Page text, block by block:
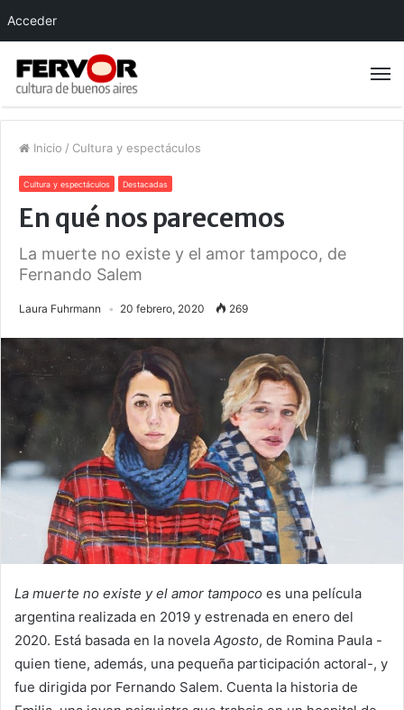
Inicio / Cultura y espectáculos
Cultura y espectáculos Destacadas
En qué nos parecemos
La muerte no existe y el amor tampoco, de
Fernando Salem
Laura Fuhrmann 20 febrero, 2020 269
La muerte no existe y el amor tampoco es una película
argentina realizada en 2019 y estrenada en enero del
2020. Está basada en la novela Agosto, de Romina Paula -
quien tiene, además, una pequeña participación actoral-, y
fue dirigida por Fernando Salem. Cuenta la historia de
Acceder